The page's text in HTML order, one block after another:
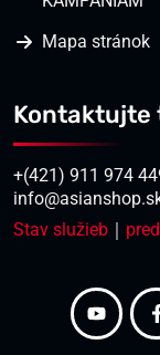
Mapa stránok
Kontaktujte
+(421) 911 974
Stav služieb ｜